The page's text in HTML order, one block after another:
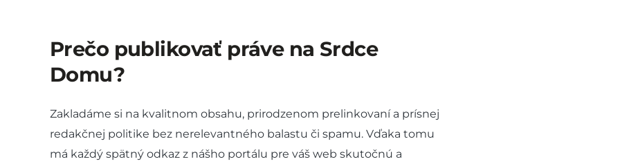
Prečo publikovať práve na Srdce
Domu?
Zakladáme si na kvalitnom obsahu, prirodzenom prelinkovaní a prísnej
redakčnej politike bez nerelevantného balastu či spamu. Vďaka tomu
má každý spätný odkaz z nášho portálu pre váš web skutočnú a